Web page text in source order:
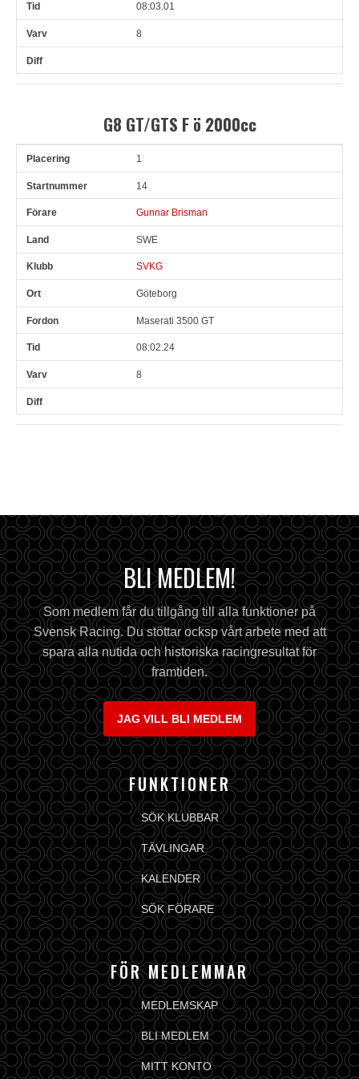
08:03.01
8
G8 GT/GTS F ö 2000cc
Pl Snr 1
14
Gunnar Brisman
SWE
SVKG
Göteborg
Maserati 3500 GT
08:02.24
8
BLI MEDLEM!
Som medlem får du tillgång till alla funktioner på
Svensk Racing. Du stöttar ocksp vårt arbete med att
spara alla nutida och historiska racingresultat för
framtiden.
JAG VILL BLI MEDLEM
FUNKTIONER
SÖK KLUBBAR
TÄVLINGAR
KALENDER
SÖK FÖRARE
FÖR MEDLEMMAR
MEDLEMSKAP
BLI MEDLEM
MITT KONTO